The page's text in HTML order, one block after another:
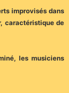
improvisés dans
caractéristique de
les musiciens